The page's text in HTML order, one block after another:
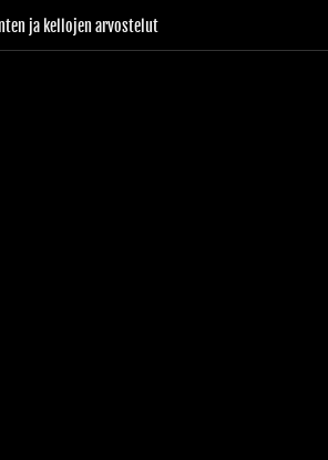
ja kellojen arvostelut